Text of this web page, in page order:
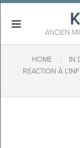
ANCIEN
HOME / IN
RÉACTION À